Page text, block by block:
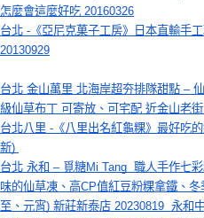
怎麼會這麼好吃 20160326
台北 -《亞尼克菓子工房》日本直輸手
20130929
台北 金山萬里 北海岸超夯排隊甜點 –
級仙草布丁 可寄放、可宅配 近金山老
台北八里 -《八里出名紅龜粿》最好吃
新)
台北 永和 – 覓糖Mi Tang  職人手作七
味的仙草凍、高CP值紅豆粉粿拿鐵、
至、元宵) 新莊新泰店 20230819  永和